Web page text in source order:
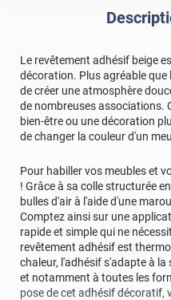
Le revêtement adhésif beige
décoration. Plus agréable
de créer une atmosphère
de nombreuses associations.
bien-être ou une décoration
de changer la couleur d'un
Pour habiller vos meubles et
! Grâce à sa colle structurée
bulles d'air à l'aide d'une
Comptez ainsi sur une
rapide et simple qui ne
revêtement adhésif est
chaleur, l'adhésif s'adapte à
et notamment à toutes les
pose de cet adhésif décoratif,